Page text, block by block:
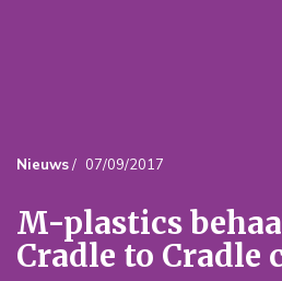
Nieuws/ 07/09/2017
M-plastics
Cradle to